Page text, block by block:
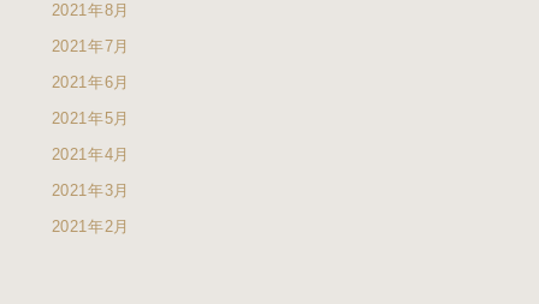
2021年8月
2021年7月
2021年6月
2021年5月
2021年4月
2021年3月
2021年2月